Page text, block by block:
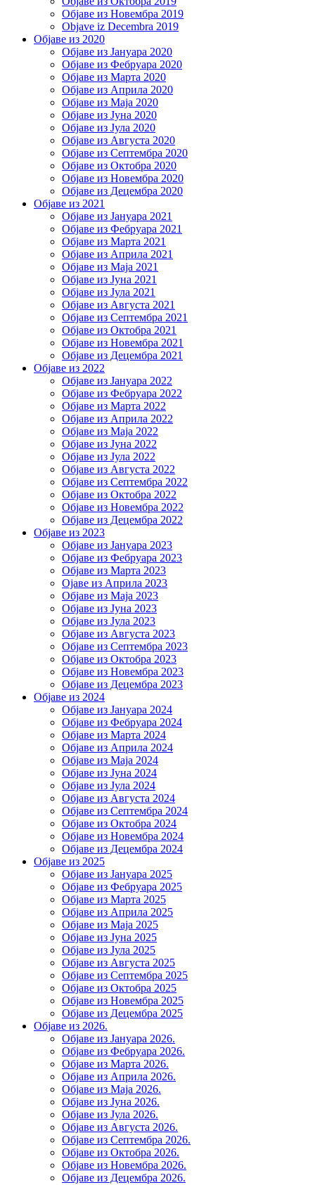
Објаве из Новембра 2019
Objave iz Decembra 2019
Објаве из 2020
Објаве из Јануара 2020
Објаве из Фебруара 2020
Објаве из Марта 2020
Објаве из Априла 2020
Објаве из Маја 2020
Објаве из Јуна 2020
Објаве из Јула 2020
Објаве из Августа 2020
Објаве из Септембра 2020
Објаве из Октобра 2020
Објаве из Новембра 2020
Објаве из Децембра 2020
Објаве из 2021
Објаве из Јануара 2021
Објаве из Фебруара 2021
Објаве из Марта 2021
Објаве из Априла 2021
Објаве из Маја 2021
Објаве из Јуна 2021
Објаве из Јула 2021
Објаве из Августа 2021
Објаве из Септембра 2021
Објаве из Октобра 2021
Објаве из Новембра 2021
Објаве из Децембра 2021
Објаве из 2022
Објаве из Јануара 2022
Објаве из Фебруара 2022
Објаве из Марта 2022
Објаве из Априла 2022
Објаве из Маја 2022
Објаве из Јуна 2022
Објаве из Јула 2022
Објаве из Августа 2022
Објаве из Септембра 2022
Објаве из Октобра 2022
Објаве из Новембра 2022
Објаве из Децембра 2022
Објаве из 2023
Објаве из Јануара 2023
Објаве из Фебруара 2023
Објаве из Марта 2023
Ојаве из Априла 2023
Објаве из Маја 2023
Објаве из Јуна 2023
Објаве из Јула 2023
Објаве из Августа 2023
Објаве из Септембра 2023
Објаве из Октобра 2023
Објаве из Новембра 2023
Објаве из Децембра 2023
Објаве из 2024
Објаве из Јануара 2024
Објаве из Фебруара 2024
Објаве из Марта 2024
Објаве из Априла 2024
Објаве из Маја 2024
Објаве из Јуна 2024
Објаве из Јула 2024
Објаве из Августа 2024
Објаве из Септембра 2024
Објаве из Октобра 2024
Објаве из Новембра 2024
Објаве из Децембра 2024
Објаве из 2025
Објаве из Јануара 2025
Објаве из Фебруара 2025
Објаве из Марта 2025
Објаве из Априла 2025
Објаве из Маја 2025
Објаве из Јуна 2025
Објаве из Јула 2025
Објаве из Августа 2025
Објаве из Септембра 2025
Објаве из Октобра 2025
Објаве из Новембра 2025
Објаве из Децембра 2025
Објаве из 2026.
Објаве из Јануара 2026.
Објаве из Фебруара 2026.
Објаве из Марта 2026.
Објаве из Априла 2026.
Објаве из Маја 2026.
Објаве из Јуна 2026.
Објаве из Јула 2026.
Објаве из Августа 2026.
Објаве из Септембра 2026.
Објаве из Октобра 2026.
Објаве из Новембра 2026.
Објаве из Децембра 2026.